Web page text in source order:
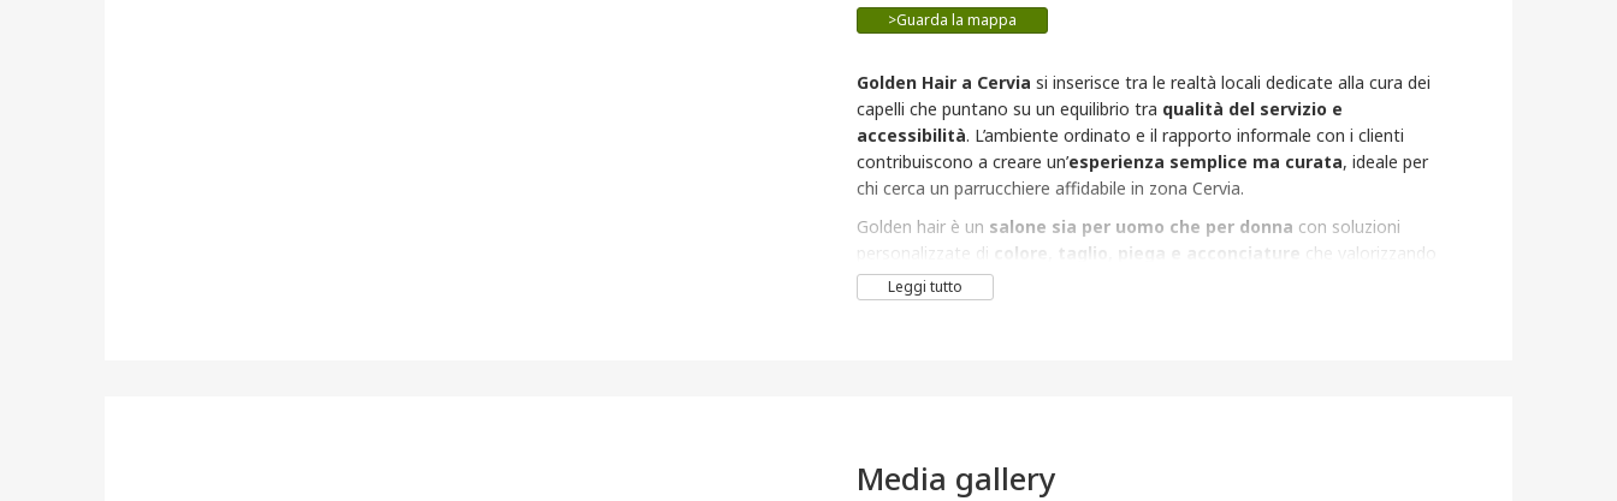
>Guarda la mappa
Golden Hair a Cervia si inserisce tra le realtà locali dedicate alla cura dei
capelli che puntano su un equilibrio tra qualità del servizio e
accessibilità. L’ambiente ordinato e il rapporto informale con i clienti
contribuiscono a creare un’esperienza semplice ma curata, ideale per
chi cerca un parrucchiere affidabile in zona Cervia.
Golden hair è un salone sia per uomo che per donna con soluzioni
personalizzate di colore, taglio, piega e acconciature
che valorizzando
le esigenze individuali senza forzature.
Leggi tutto
Media gallery